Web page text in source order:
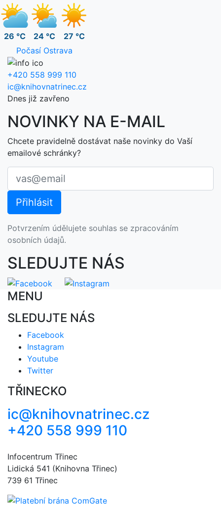
26 °C 24 °C
27 °C
Počasí Ostrava
+420 558 999 110
ic@knihovnatrinec.cz
Dnes již zavřeno
NOVINKY NA E-MAIL
Chcete pravidelně dostávat naše novinky do Vaší
emailové schránky?
Potvrzením údělujete souhlas se zpracováním
osobních údajů.
SLEDUJTE NÁS
MENU
SLEDUJTE NÁS
Facebook
Instagram
Youtube
Twitter
TŘINECKO
ic@knihovnatrinec.cz
+420 558 999 110
Infocentrum Třinec
Lidická 541 (Knihovna Třinec)
739 61 Třinec